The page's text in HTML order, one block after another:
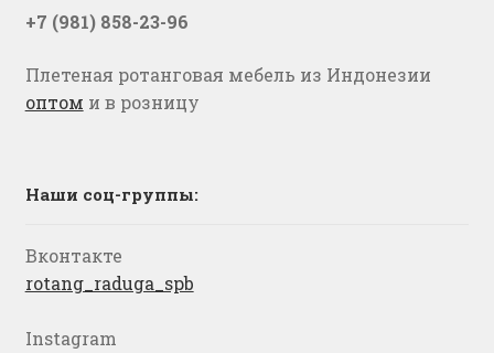
+7 (981) 858-23-96
Плетеная ротанговая мебель из Индонезии
оптом и в розницу
Наши соц-группы:
Вконтакте
rotang_raduga_spb
Instagram